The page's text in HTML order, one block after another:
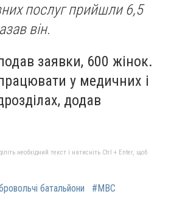
послуг прийшли 6,5
він.
заявки, 600 жінок.
у медичних і
додав
необхідний текст і натисніть Ctrl + Enter, щоб
батальйони #МВС